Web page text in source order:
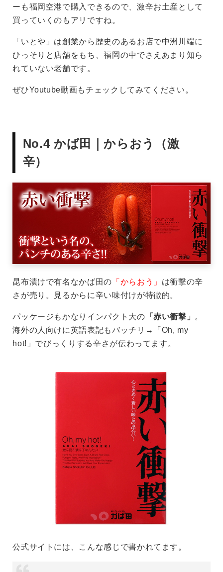
ーも福岡空港で購入できるので、激辛お土産として
買っていくのもアリですね。
「いとや」は創業から歴史のあるお店で中洲川端に
ひっそりと店舗をもち、福岡の中でさえあまり知ら
れていない老舗です。
ぜひYoutube動画もチェックしてみてください。
No.4 かば田｜からおう（激
辛）
昆布漬けで有名なかば田の 「からおう」 は衝撃の辛
さが売り。見るからに辛い味付けが特徴的。
パッケージもかなりインパクト大の 「赤い衝撃」 。
海外の人向けに英語表記もバッチリ→「Oh, my
hot!」でびっくりする辛さが伝わってます。
公式サイトには、こんな感じで書かれてます。